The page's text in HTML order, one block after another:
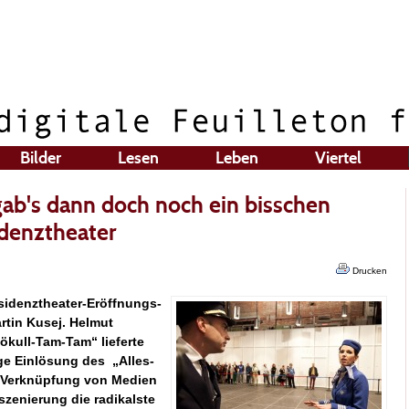
Bilder Lesen Leben Viertel
dann doch noch ein bisschen
Drucken
Eröffnungs-
Kusej. Helmut
Tam-Tam“ lieferte
Einlösung des „Alles-
von Medien
die radikalste